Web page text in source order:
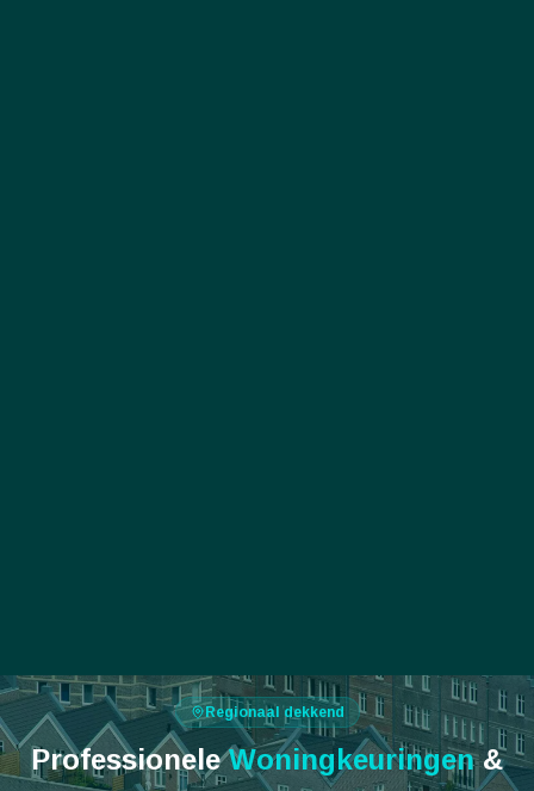
Regionaal dekkend
ProfessioneleWoningkeuringen &